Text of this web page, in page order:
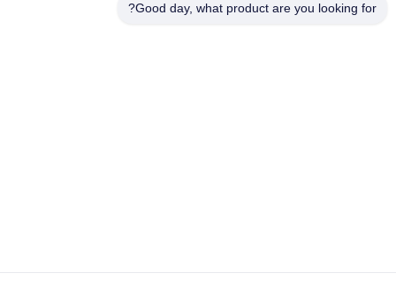
Good day, what product are you looking for?